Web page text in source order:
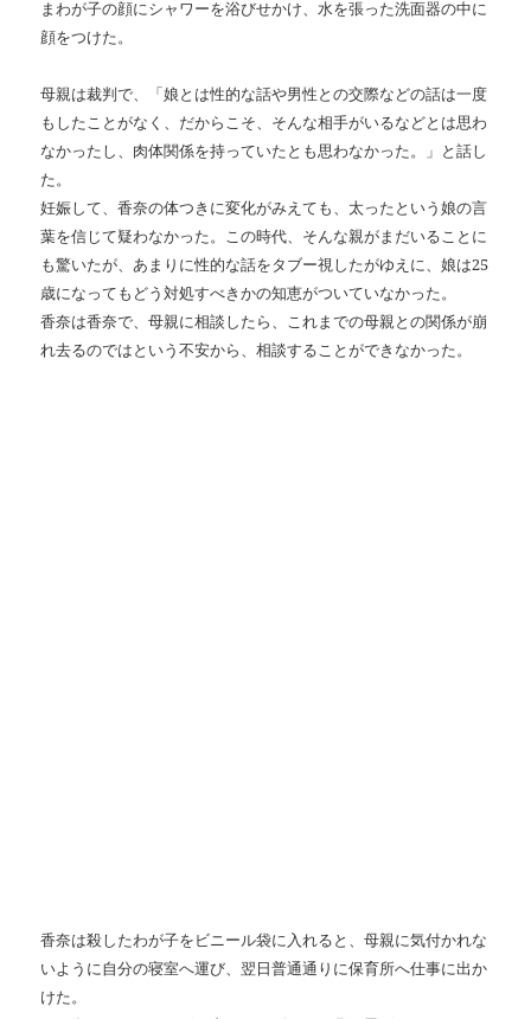
まわが子の顔にシャワーを浴びせかけ、水を張った洗面器の中に
顔をつけた。
母親は裁判で、「娘とは性的な話や男性との交際などの話は一度
もしたことがなく、だからこそ、そんな相手がいるなどとは思わ
なかったし、肉体関係を持っていたとも思わなかった。」と話し
た。
妊娠して、香奈の体つきに変化がみえても、太ったという娘の言
葉を信じて疑わなかった。この時代、そんな親がまだいることに
も驚いたが、あまりに性的な話をタブー視したがゆえに、娘は25
歳になってもどう対処すべきかの知恵がついていなかった。
香奈は香奈で、母親に相談したら、これまでの母親との関係が崩
れ去るのではという不安から、相談することができなかった。
香奈は殺したわが子をビニール袋に入れると、母親に気付かれな
いように自分の寝室へ運び、翌日普通通りに保育所へ仕事に出か
けた。